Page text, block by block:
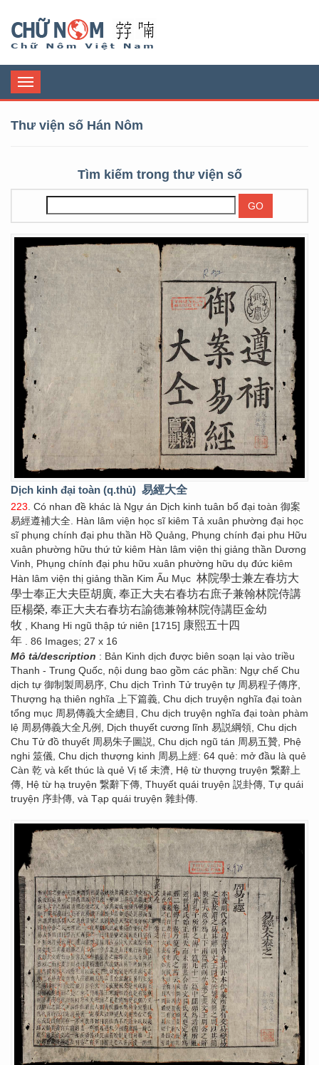
Toggle
navigation
Thư viện số Hán Nôm
Tìm kiếm trong thư viện số
Dịch kinh đại toàn (q.thủ) 易經大全
223 . Có nhan đề khác là Ngự án Dịch kinh tuân bổ đại toàn 御案
易經遵補大全. Hàn lâm viện học sĩ kiêm Tả xuân phường đại học
sĩ phụng chính đại phu thần Hồ Quảng, Phụng chính đại phu Hữu
xuân phường hữu thứ tử kiêm Hàn lâm viện thị giảng thần Dương
Vinh, Phụng chính đại phu hữu xuân phường hữu dụ đức kiêm
Hàn lâm viện thị giảng thần Kim Ấu Mục 林院學士兼左春坊大
學士奉正大夫臣胡廣, 奉正大夫右春坊右庶子兼翰林院侍講
臣楊榮, 奉正大夫右春坊右諭德兼翰林院侍講臣金幼
牧 , Khang Hi ngũ thập tứ niên [1715] 康熙五十四
年 . 86 Images; 27 x 16
Mô tả/description : Bản Kinh dịch được biên soạn lại vào triều
Thanh - Trung Quốc, nội dung bao gồm các phần: Ngự chế Chu
dịch tự 御制製周易序, Chu dịch Trình Tử truyện tự 周易程子傳序,
Thượng hạ thiên nghĩa 上下篇義, Chu dịch truyện nghĩa đại toàn
tổng mục 周易傳義大全總目, Chu dịch truyện nghĩa đại toàn phàm
lệ 周易傳義大全凡例, Dịch thuyết cương lĩnh 易説綱領, Chu dịch
Chu Tử đồ thuyết 周易朱子圖説, Chu dịch ngũ tán 周易五贊, Phệ
nghi 筮儀, Chu dịch thượng kinh 周易上經: 64 quẻ: mở đầu là quẻ
Càn 乾 và kết thúc là quẻ Vị tế 未濟, Hệ từ thượng truyện 繋辭上
傳, Hệ từ hạ truyện 繋辭下傳, Thuyết quái truyện 説卦傳, Tự quái
truyện 序卦傳, và Tạp quái truyện 雜卦傳.